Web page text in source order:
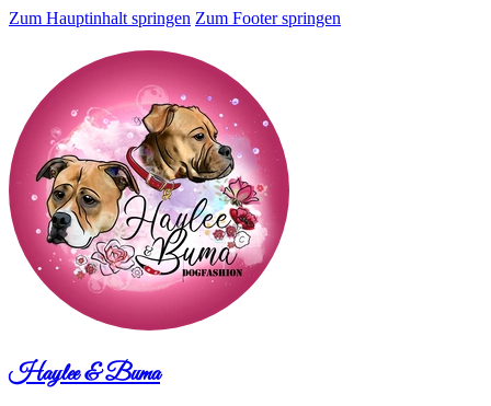
Zum Hauptinhalt springen Zum Footer springen
Haylee & Buma